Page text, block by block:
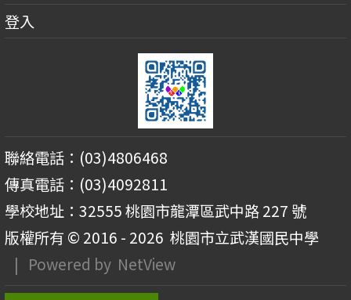
登入
聯絡電話：(03)4806468
傳真電話：(03)4092811
學校地址：32555 桃園市龍潭區武中路 227 號
版權所有 © 2016 - 2026 桃園市立武漢國民中學
| Powered by NetView